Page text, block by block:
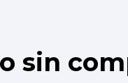
sin